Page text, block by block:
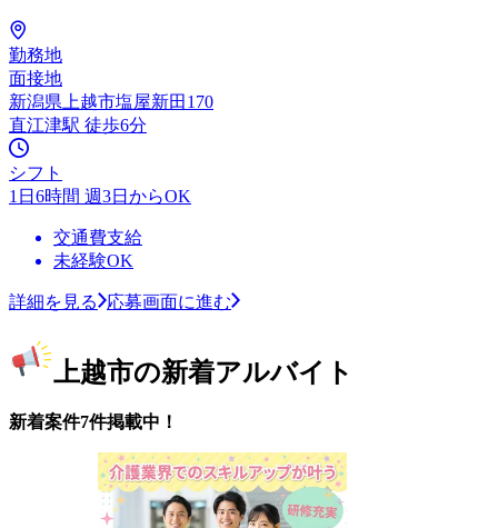
勤務地
面接地
新潟県上越市塩屋新田170
直江津駅 徒歩6分
シフト
1日6時間 週3日からOK
交通費支給
未経験OK
詳細を見る 応募画面に進む
上越市の新着アルバイト
新着案件7件掲載中！